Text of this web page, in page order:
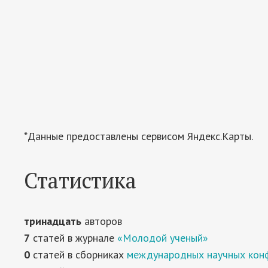
*Данные предоставлены сервисом Яндекс.Карты.
Статистика
тринадцать авторов
7 статей в журнале «Молодой ученый»
0 статей в сборниках международных научных